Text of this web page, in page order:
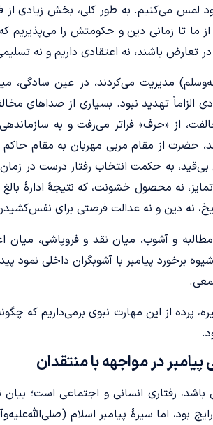
لمس می‌کنیم. به طور کلی، بخش زیادی از
ما تا زمانی دین و حکومتش را می‌پذیریم
تعارض باشند، نه اعتقادی داریم و نه
مدیریت می‌کردند، در عین سادگی،
الزاماً تهدید نبود. بسیاری از صداهای
از «حرف» فراتر می‌رفت و به
حضرت از مقام مربی مهربان به مقام
به حکمت انتخاب رفتار درست در
نه محصول خشونت، که نتیجۀ ادارۀ
نه دین و نه عدالت فرصتی برای
و آشوب، میان نقد و فروپاشی، میان
برخورد پیامبر با آشوبگران داخلی
پرده از این مهارت نبوی برمی‌داریم ‌که
پیامبر در مواجهه با منتقدان
رفتاری انسانی و اجتماعی است؛
بود، اما سیرۀ پیامبر اسلام